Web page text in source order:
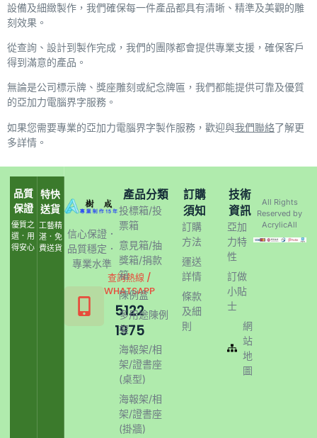
設備及細緻製作，我們確保每一件產品都具有清晰、精準及美觀的雕
刻效果。
從查詢、設計到製作完成，我們的團隊都會提供專業支援，確保客戶
得到滿意的產品。
無論是公司標示牌、獎座雕刻或紀念牌匾，我們都能提供可靠及優質
的亞加力電腦界字服務。
如果您需要專業的亞加力電腦界字製作服務，歡迎與我們聯絡了解更
多詳情。
品質
保證
優質之
選．用
得安心
特快
送貨
工藝精
湛．免
費送貨
信心保證．
品質穩定．
專業水準
查詢熱線 /
WHATSAPP
5122
1975
產品分類
投標箱/投
票箱
意見箱/抽
獎箱/捐款
箱
陳例盒
多用途陳例
架
海報架/相
架/證書座
(桌型)
海報架/相
架/證書座
(掛牆)
訂購
須知
訂購
方法
運送
詳情
條款
及細
則
技術
資訊
亞加
力特
性
訂做
小貼
士
網
站
地
圖
All Rights
Reserved by
AcrylicAll